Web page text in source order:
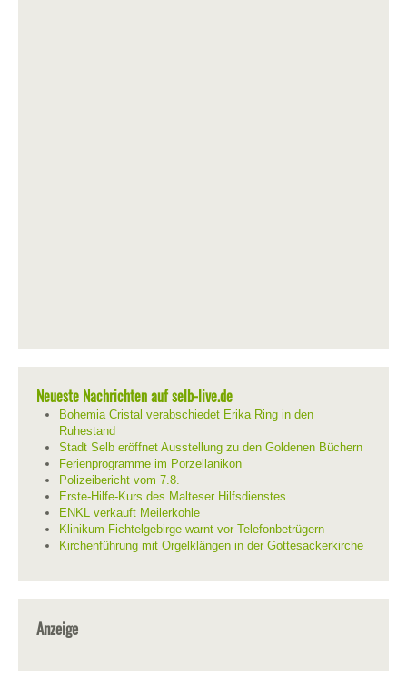
Neueste Nachrichten auf selb-live.de
Bohemia Cristal verabschiedet Erika Ring in den
Ruhestand
Stadt Selb eröffnet Ausstellung zu den Goldenen Büchern
Ferienprogramme im Porzellanikon
Polizeibericht vom 7.8.
Erste-Hilfe-Kurs des Malteser Hilfsdienstes
ENKL verkauft Meilerkohle
Klinikum Fichtelgebirge warnt vor Telefonbetrügern
Kirchenführung mit Orgelklängen in der Gottesackerkirche
Anzeige